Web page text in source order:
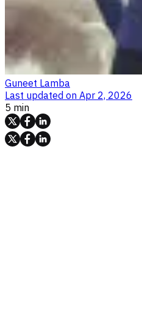
Guneet Lamba
Last updated on Apr 2, 2026
5 min